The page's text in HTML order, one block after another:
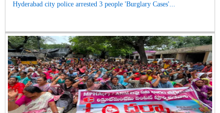
Hyderabad city police arrested 3 people 'Burglary Cases'...